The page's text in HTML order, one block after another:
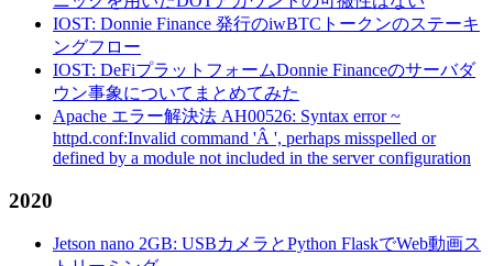
IOST: Donnie Finance 発行のiwBTCトークンのステーキ
ングフロー
IOST: DeFiプラットフォームDonnie Financeのサーバダ
ウン事象についてまとめてみた
Apache エラー解決法 AH00526: Syntax error ~
httpd.conf:Invalid command 'Â ', perhaps misspelled or
defined by a module not included in the server configuration
2020
Jetson nano 2GB: USBカメラとPython FlaskでWeb動画ス